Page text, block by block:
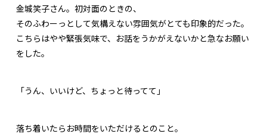
金城笑子さん。初対面のときの、
そのふわーっとして気構えない雰囲気がとても印象的だった。
こちらはやや緊張気味で、お話をうかがえないかと急なお願い
をした。
「うん、いいけど、ちょっと待ってて」
落ち着いたらお時間をいただけるとのこと。